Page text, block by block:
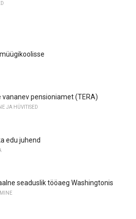
vananev pensioniamet (TERA)
JA HÜVITISED
edu juhend
seaduslik tööaeg Washingtonis